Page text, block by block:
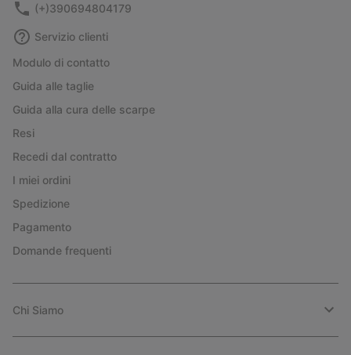
(+)390694804179
Servizio clienti
Modulo di contatto
Guida alle taglie
Guida alla cura delle scarpe
Resi
Recedi dal contratto
I miei ordini
Spedizione
Pagamento
Domande frequenti
Chi Siamo